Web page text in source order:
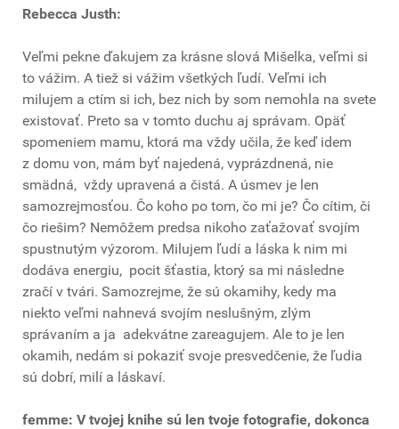
Rebecca Justh:
Veľmi pekne ďakujem za krásne slová Mišelka, veľmi si
to vážim. A tiež si vážim všetkých ľudí. Veľmi ich
milujem a ctím si ich, bez nich by som nemohla na svete
existovať. Preto sa v tomto duchu aj správam. Opäť
spomeniem mamu, ktorá ma vždy učila, že keď idem
z domu von, mám byť najedená, vyprázdnená, nie
smädná, vždy upravená a čistá. A úsmev je len
samozrejmosťou. Čo koho po tom, čo mi je? Čo cítim, či
čo riešim? Nemôžem predsa nikoho zaťažovať svojím
spustnutým výzorom. Milujem ľudí a láska k nim mi
dodáva energiu, pocit šťastia, ktorý sa mi následne
zračí v tvári. Samozrejme, že sú okamihy, kedy ma
niekto veľmi nahnevá svojím neslušným, zlým
správaním a ja adekvátne zareagujem. Ale to je len
okamih, nedám si pokaziť svoje presvedčenie, že ľudia
sú dobrí, milí a láskaví.
femme: V tvojej knihe sú len tvoje fotografie, dokonca